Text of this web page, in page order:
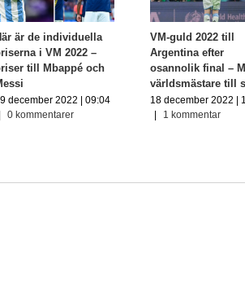
är de individuella
i VM 2022 –
till Mbappé och
december 2022 | 09:04
0 kommentarer
VM-guld 2022 till
Argentina efter
osannolik final –
världsmästare till
18 december 2022 |
|
1 kommentar